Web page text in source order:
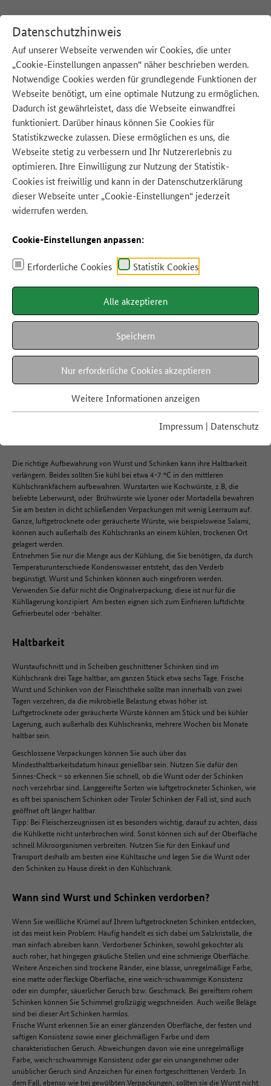
Datenschutzhinweis
Auf unserer Webseite verwenden wir Cookies, die unter
„Cookie-Einstellungen anpassen“ näher beschrieben werden.
Notwendige Cookies werden für grundlegende Funktionen der
Webseite benötigt, um eine optimale Nutzung zu ermöglichen.
Dadurch ist gewährleistet, dass die Webseite einwandfrei
funktioniert. Darüber hinaus können Sie Cookies für
Statistikzwecke zulassen. Diese ermöglichen es uns, die
Webseite stetig zu verbessern und Ihr Nutzererlebnis zu
optimieren. Ihre Einwilligung zur Nutzung der Statistik-
Cookies ist freiwillig und kann in der Datenschutzerklärung
dieser Webseite unter „Cookie-Einstellungen“ jederzeit
widerrufen werden.
Cookie-Einstellungen anpassen:
Erforderliche Cookies Statistik Cookies
Alle akzeptieren
Speichern
Nur erforderliche Cookies akzeptieren
Weitere Informationen anzeigen
Impressum | Datenschutz
:Startseite S
Schinken und Wurst
Hier finden Sie Informationen zur Lagerung, Haltbarkeit und
Resteverwertung von Wurst und Schinken. So reduzieren Sie ganz einfach
Lebensmittelabfälle und genießen den vollen Geschmack.
Die richtige Aufbewahrung von Wurst und Schinken kann ihre Haltbarkeit
verlängern. Beides sollten Sie kühl bei etwa 4-7 °C in den mittleren
Kühlschrankfächern aufbewahren. Wurstarten wie Kochwürste, z.B, die
beliebte Leberwurst, oder Brühwürste wie Lyoner oder Mortadella bewahren
Sie am besten in dicht schließenden Verpackungen mit wenig Leerraum auf.
Ganze, luftgetrocknete oder geräucherte Würste, wie beispielsweise Salami,
können auch außerhalb des Kühlschranks an einem kühlen, trockenen Ort
gelagert werden.
Entnehmen Sie nur die Menge aus der Kühlung, die Sie benötigen, da durch
Temperaturunterschiede Kondenswasser entsteht, das den Verderb
begünstigt. Wurst und Schinken können auch eingefroren werden.
Verwenden Sie dafür nicht die Originalverpackung, diese ist nur für die
Kühllagerung konzipiert. Am besten eignen sich zum Einfrieren luftdichte
Gefrierbeutel oder -behälter.
Haltbarkeit
Wurstaufschnitt und in Scheiben geschnittener Schinken sind im
Kühlschrank drei Tage haltbar, am ganzen Stück etwa sechs Tage. Frische
Wurst und Schinken von der Fleischtheke sollte man innerhalb von zwei
Tagen verzehren, da die mikrobielle Belastung etwas höher ist.
Luftgetrocknete oder geräucherte Würste können am Stück und bei kühler
Lagerung, auch außerhalb des Kühlschranks, mehrere Wochen bis Monate
haltbar sein.
Geschlossene Verpackungen können Sie auch über das
Mindesthaltbarkeitsdatum hinaus genießbar sein. Nutzen Sie dafür den
Sinnes-Check – so erkennen Sie schnell, ob die Wurst oder der Schinken
noch verzehrbar sind. Langgereifte Sorten wie luftgetrockneter Schinken, wie
es oft bei spanischem Schinken oder Tiroler Schinken der Fall ist, sind auch
geöffnet oft länger haltbar.
Tipp: Bei Fleischerzeugnissen ist es besonders wichtig, darauf zu achten, dass
die Kühlkette nicht unterbrochen wird. Sonst können sich auf der Oberfläche
schnell Mikroorganismen verbreiten. Nutzen Sie für den Einkauf und
Transport deshalb am besten eine Kühltasche und legen Sie die Wurst oder
den Schinken zu Hause direkt in den Kühlschrank.
Wann sind Wurst und Schinken verdorben?
Wenn Sie weißliche Krümel auf Ihrem luftgetrockneten Schinken entdecken,
ist das meist kein Problem: Häufig handelt es sich dabei um Salzkristalle, die
man einfach abreiben kann. Verdorbener Schinken, sowohl gekochter als
auch roher, hat hingegen gräuliche Stellen und eine schmierige Oberfläche.
Weitere Anzeichen sind trockene Ränder, eine blasse, unregelmäßige Farbe,
eine matte oder fleckige Oberfläche, eine weich-schwammige Konsistenz
oder ein dumpfer, säuerlicher Geruch bzw. Geschmack. Bei gereiftem rohem
Schinken können Sie Schimmel großzügig wegschneiden. Auch weiße Beläge
sind bei dieser Art Schinken harmlos.
Frische Wurst erkennen Sie an einer glänzenden Oberfläche, der festen und
saftigen Konsistenz sowie einer gleichmäßigen Farbe und dem
charakteristischen Geruch. Abweichungen davon wie eine unregelmäßige
Farbe, weich-schwammige Konsistenz oder gar ein unangenehmer oder
unüblicher Geruch sind Anzeichen für einen fortgeschrittenen Verderb. In
dem Fall, ebenso wie bei gewölbten Verpackungen, sollten sie die Wurst nicht